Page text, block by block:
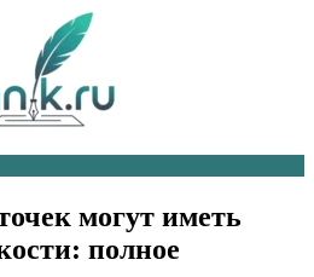
могут иметь
полное